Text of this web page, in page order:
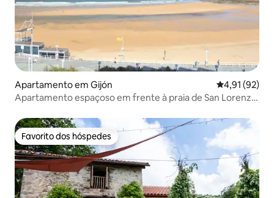
Apartamento em Gijón Classificação
4,91 (92)
Apartamento espaçoso em frente à praia de San Lorenzo,
Favorito dos hóspedes
Favorito dos hóspedes